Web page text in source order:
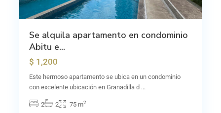
Se alquila apartamento en condominio
Abitu e...
$ 1,200
Este hermoso apartamento se ubica en un condominio
con excelente ubicación en Granadilla d ...
2 2 75 m2
San
Rafael
de